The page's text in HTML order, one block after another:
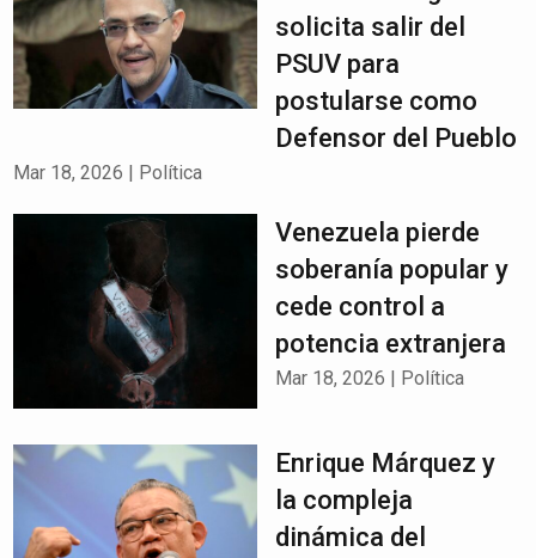
solicita salir del
PSUV para
postularse como
Defensor del Pueblo
Mar 18, 2026 | Política
Venezuela pierde
soberanía popular y
cede control a
potencia extranjera
Mar 18, 2026 | Política
Enrique Márquez y
la compleja
dinámica del